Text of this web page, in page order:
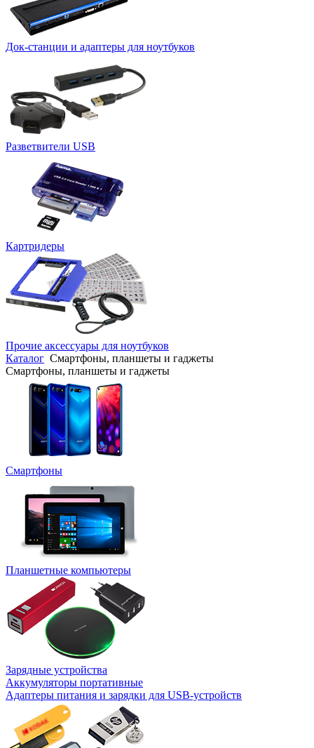
Док-станции и адаптеры для ноутбуков
Разветвители USB
Картридеры
Прочие аксессуары для ноутбуков
Каталог Смартфоны, планшеты и гаджеты
Смартфоны, планшеты и гаджеты
Смартфоны
Планшетные компьютеры
Зарядные устройства
Аккумуляторы портативные
Адаптеры питания и зарядки для USB-устройств